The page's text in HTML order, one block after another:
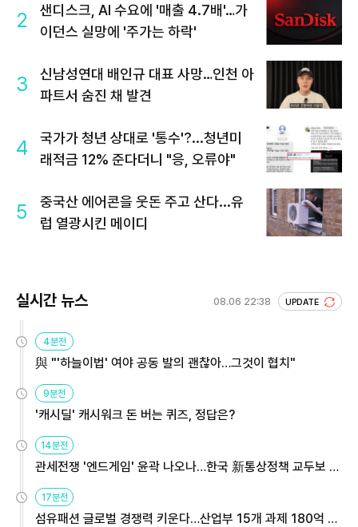
2
샌디스크, AI 수요에 '매출 4.7배'…가
이던스 실망에 '주가는 하락'
3
신남성연대 배인규 대표 사망…인천 아
파트서 숨진 채 발견
4
국가가 청년 상대로 '통수'?...청년미
래적금 12% 준다더니 "응, 오류야"
5
중국산 에어콘을 웃돈 주고 산다...유
럽 열광시킨 메이디
실시간 뉴스 08.06 22:38 UPDATE
4분전
與 "'하늘이법' 여야 공동 발의 괜찮아…그것이 협치"
9분전
'캐시딜' 캐시워크 돈 버는 퀴즈, 정답은?
14분전
관세전쟁 '엔드게임' 윤곽 나오나…한국 新통상정책 교두보 활
용해야
17분전
섬유패션 글로벌 경쟁력 키운다…산업부 15개 과제 180억 지